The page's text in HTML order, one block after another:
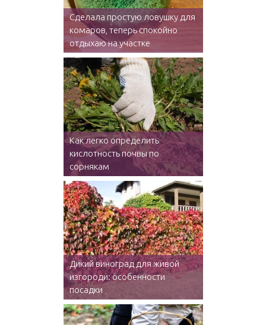
Сделала простую ловушку для
комаров, теперь спокойно
отдыхаю на участке
Как легко определить
кислотность почвы по
сорнякам
Дикий виноград для живой
изгороди: особенности
посадки